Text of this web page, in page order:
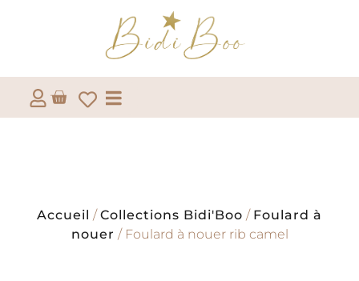
Accueil /Collections Bidi'Boo / Foulard à
nouer / Foulard à nouer rib camel